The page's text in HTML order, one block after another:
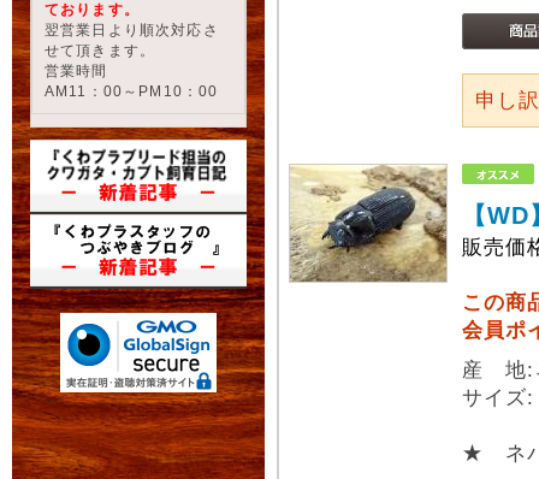
ております。
翌営業日より順次対応さ
せて頂きます。
営業時間
AM11：00～PM10：00
申し
【
販売価
この商
会員ポ
産 地:
サイズ
★ ネ